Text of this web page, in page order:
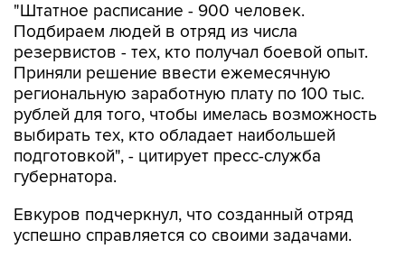
"Штатное расписание - 900 человек.
Подбираем людей в отряд из числа
резервистов - тех, кто получал боевой опыт.
Приняли решение ввести ежемесячную
региональную заработную плату по 100 тыс.
рублей для того, чтобы имелась возможность
выбирать тех, кто обладает наибольшей
подготовкой", - цитирует пресс-служба
губернатора.
Евкуров подчеркнул, что созданный отряд
успешно справляется со своими задачами.